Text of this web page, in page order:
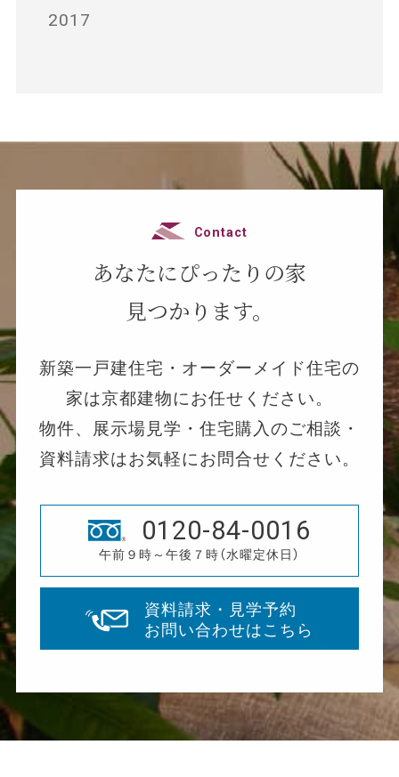
2017
Contact
あなたにぴったりの家
見つかります。
新築一戸建住宅・オーダーメイド住宅の
家は京都建物にお任せください。
物件、展示場見学・住宅購入のご相談・
資料請求はお気軽にお問合せください。
0120-84-0016
午前９時～午後７時（水曜定休日）
資料請求・見学予約
お問い合わせはこちら